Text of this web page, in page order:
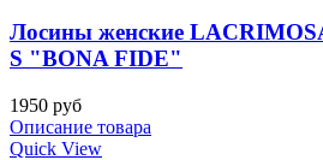
Лосины женские
S "BONA FIDE"
1950 руб
Описание товара
Quick View